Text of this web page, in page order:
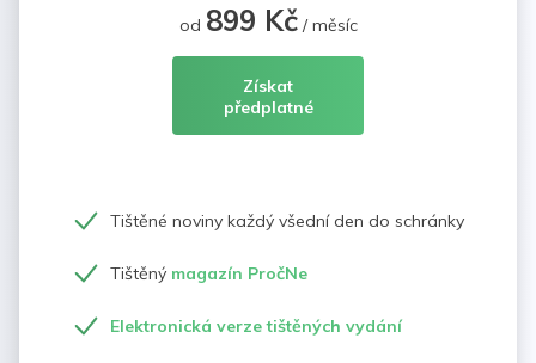
od 899 Kč/ měsíc
Získat
předplatné
Tištěné noviny každý všední den do schránky
Tištěný magazín PročNe
Elektronická verze tištěných vydání